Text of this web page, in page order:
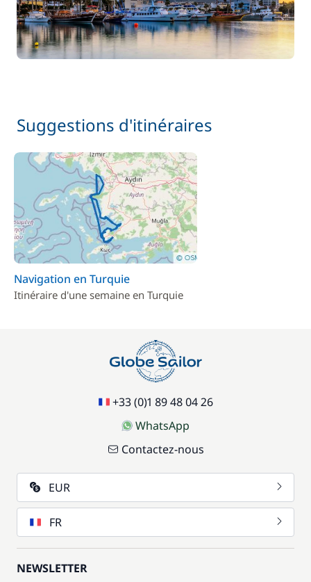
Suggestions d'itinéraires
Navigation en Turquie
Itinéraire d'une semaine en Turquie
+33 (0)1 89 48 04 26
WhatsApp
Contactez-nous
EUR
FR
NEWSLETTER